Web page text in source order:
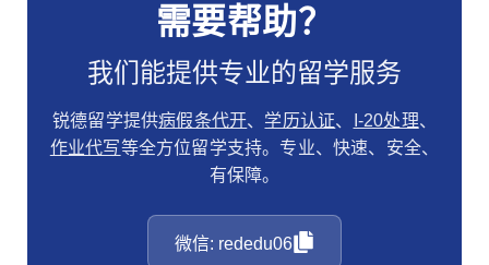
需要帮助？
我们能提供专业的留学服务
锐德留学提供病假条代开、 学历认证、 I-20处理、
作业代写等全方位留学支持。专业、快速、安全、
有保障。
微信: rededu06